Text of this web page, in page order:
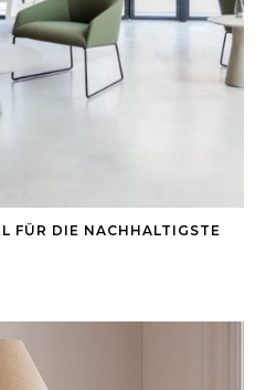
FÜR DIE NACHHALTIGSTE